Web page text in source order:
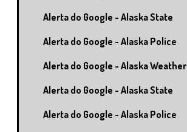
Alerta do Google - Alaska State
Alerta do Google - Alaska Police
Alerta do Google - Alaska Weather
Alerta do Google - Alaska State
Alerta do Google - Alaska Police